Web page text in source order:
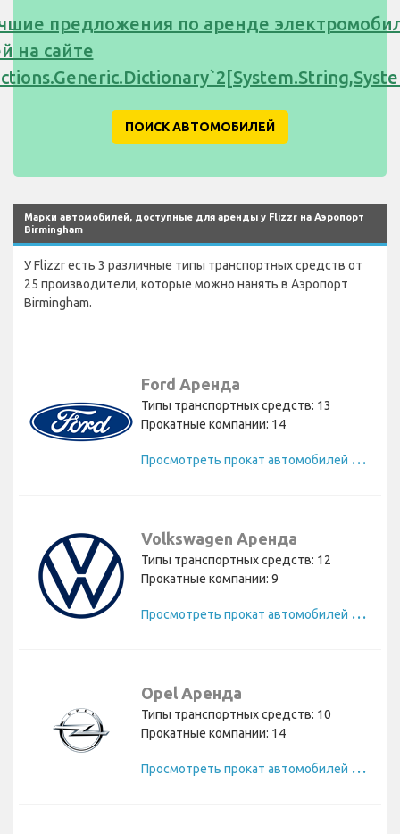
предложения по аренде
на сайте
ПОИСК АВТОМОБИЛЕЙ
Марки автомобилей, доступные для аренды у Flizzr на Аэропорт
Birmingham
У Flizzr есть 3 различные типы транспортных средств от
25 производители, которые можно нанять в Аэропорт
Birmingham.
Ford Аренда
Типы транспортных средств: 13
Прокатные компании: 14
П
росмотреть прокат автомобилей Ford
Volkswagen Аренда
Типы транспортных средств: 12
Прокатные компании: 9
П
росмотреть прокат автомобилей Volkswagen
Opel Аренда
Типы транспортных средств: 10
Прокатные компании: 14
П
росмотреть прокат автомобилей Opel